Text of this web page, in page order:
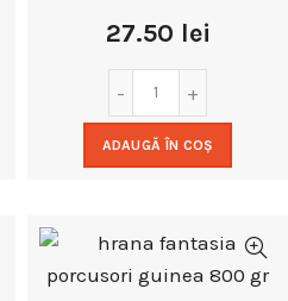
27.50 lei
ADAUGĂ ÎN COȘ